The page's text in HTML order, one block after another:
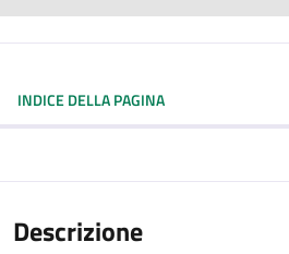
INDICE DELLA PAGINA
Descrizione